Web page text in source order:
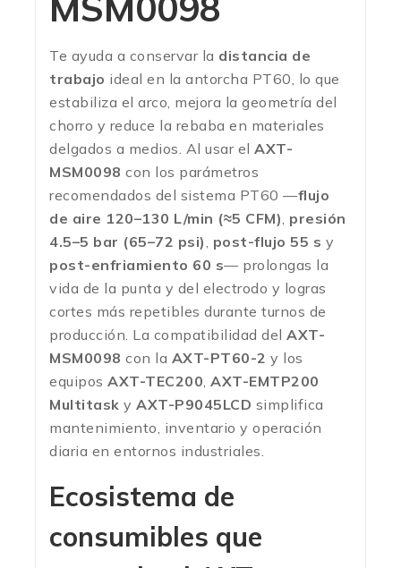
Te ayuda a conservar la distancia de
trabajo ideal en la antorcha PT60, lo que
estabiliza el arco, mejora la geometría del
chorro y reduce la rebaba en materiales
delgados a medios. Al usar el AXT-
MSM0098 con los parámetros
recomendados del sistema PT60 —flujo
de aire 120–130 L/min (≈5 CFM), presión
4.5–5 bar (65–72 psi), post-flujo 55 s y
post-enfriamiento 60 s— prolongas la
vida de la punta y del electrodo y logras
cortes más repetibles durante turnos de
producción. La compatibilidad del AXT-
MSM0098 con la AXT-PT60-2 y los
equipos AXT-TEC200, AXT-EMTP200
Multitask y AXT-P9045LCD simplifica
mantenimiento, inventario y operación
diaria en entornos industriales.
Ecosistema de
consumibles que